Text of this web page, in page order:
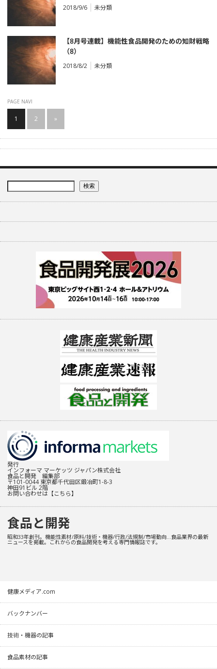
食品用途発明の最新報告 〈2018年6月登録／
2018/9/6 未分類
【8月号連載】機能性食品開発のための知財戦略
（8）
食品用途発明の最新報告〈2018年5月登録／公
2018/8/2 未分類
PAGE NAVI
1 2 »
検索
発行
インフォーマ マーケッツ ジャパン株式会社
食品と開発 編集部
〒101-0044 東京都千代田区鍛冶町1-8-3
神田91ビル 2階
お問い合わせは 【こちら】
食品と開発
昭和33年創刊。機能性素材/原料/技術・機器/行政/法規制/市場動向…食品業界の最新
ニュースを掲載。これからの食品開発を考える専門情報誌です。
健康メディア.com
バックナンバー
技術・機器の記事
食品素材の記事